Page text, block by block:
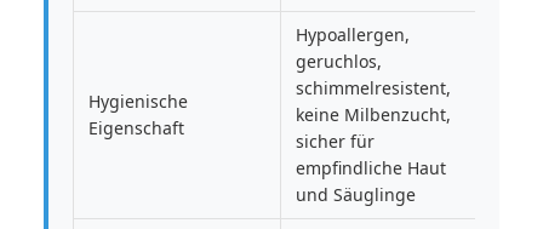
Hygienische
Eigenschaft
Hypoallergen,
geruchlos,
schimmelresistent,
keine Milbenzucht,
sicher für
empfindliche Haut
und Säuglinge